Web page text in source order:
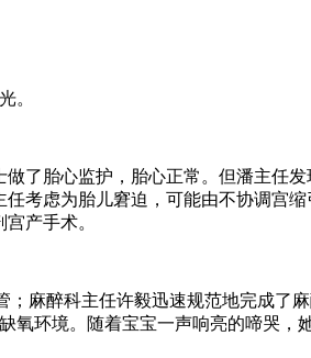
。
了胎心监护，胎心正常。但潘主任
考虑为胎儿窘迫，可能由不协调宫
产手术。
；麻醉科主任许毅迅速规范地完成
氧环境。随着宝宝一声响亮的啼哭，